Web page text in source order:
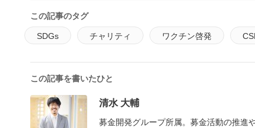
この記事のタグ
SDGs チャリティ ワクチン啓発
この記事を書いたひと
清水 大輔
募金開発グループ所属。募金活動の推進